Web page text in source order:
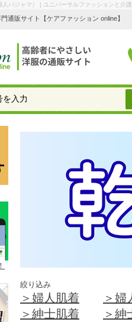
パジャマ） | ユニバーサルファッションと介
通販サイト【ケアファッション online】
絞り込み
＞婦人肌着 ＞婦
＞紳士肌着
＞紳